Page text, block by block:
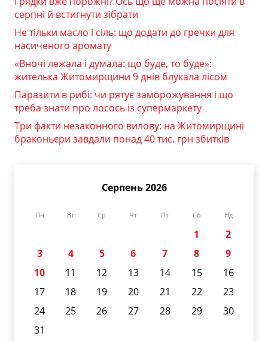
серпні й встигнути зібрати
Не тільки масло і сіль: що додати до гречки для
насиченого аромату
«Вночі лежала і думала: що буде, то буде»:
жителька Житомирщини 9 днів блукала лісом
Паразити в рибі: чи рятує заморожування і що
треба знати про лосось із супермаркету
Три факти незаконного вилову: на Житомирщині
браконьєри завдали понад 40 тис. грн збитків
Серпень 2026
Пн Вт Ср Чт Пт Сб Нд
1
2
3
4 5 6 7 8
9
10
11 12 13 14 15
16
17
18 19 20 21 22
23
24
25 26 27 28 29
30
31